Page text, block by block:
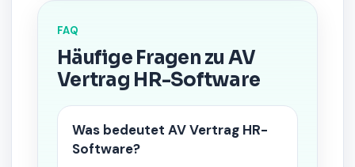
FAQ
Häufige Fragen zu AV
Vertrag HR-Software
Was bedeutet AV Vertrag HR-
Software?